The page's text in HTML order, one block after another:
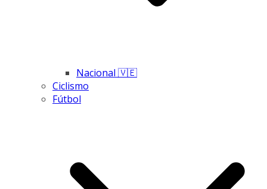
Nacional 🇻🇪
Ciclismo
Fútbol